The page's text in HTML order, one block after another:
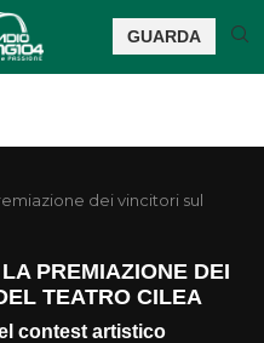
GUARDA
dei vincitori sul
PREMIAZIONE DEI
TEATRO CILEA
contest artistico